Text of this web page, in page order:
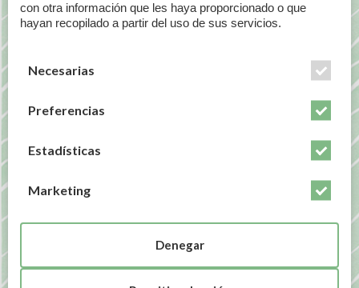
El secreto mejor guardado: Relojes
Circadianos; cómo afectan a tu piel en
con otra información que les haya proporcionado o que
hayan recopilado a partir del uso de sus servicios.
Necesarias
Preferencias
Estadísticas
Marketing
Denegar